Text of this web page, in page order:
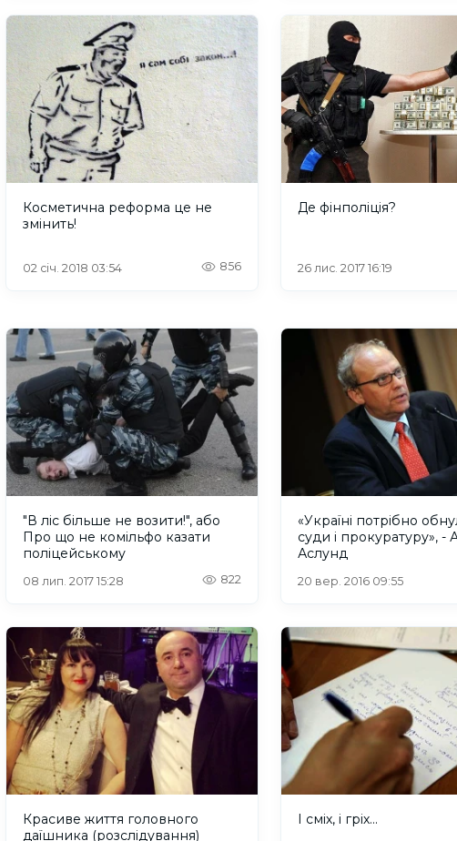
Косметична реформа це не
змінить!
02 січ. 2018 03:54 856
Де фінполіція?
26 лис. 2017 16:19
"В ліс більше не возити!", або
Про що не комільфо казати
поліцейському
08 лип. 2017 15:28 822
«Україні потрібно
суди і прокуратуру», -
Аслунд
20 вер. 2016 09:55
Красиве життя головного
даїшника (розслідування)
І сміх, і гріх...